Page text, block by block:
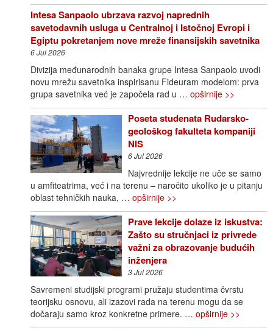
Intesa Sanpaolo ubrzava razvoj naprednih
savetodavnih usluga u Centralnoj i Istočnoj Evropi i
Egiptu pokretanjem nove mreže finansijskih savetnika
6 Jul 2026
Divizija međunarodnih banaka grupe Intesa Sanpaolo uvodi
novu mrežu savetnika inspirisanu Fideuram modelom: prva
grupa savetnika već je započela rad u … opširnije >>
Poseta studenata Rudarsko-
geološkog fakulteta kompaniji
NIS
6 Jul 2026
Najvrednije lekcije ne uče se samo
u amfiteatrima, već i na terenu – naročito ukoliko je u pitanju
oblast tehničkih nauka, … opširnije >>
Prave lekcije dolaze iz iskustva:
Zašto su stručnjaci iz privrede
važni za obrazovanje budućih
inženjera
3 Jul 2026
Savremeni studijski programi pružaju studentima čvrstu
teorijsku osnovu, ali izazovi rada na terenu mogu da se
dočaraju samo kroz konkretne primere. … opširnije >>